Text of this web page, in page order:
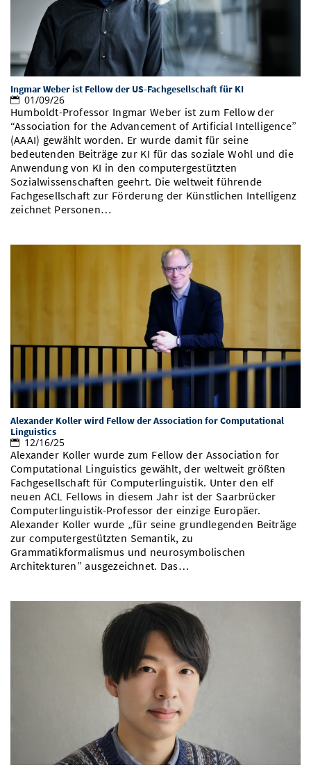
Vom Studium in den Beruf
Study Scheduler
Bibliothek
Open Science/Open Access
Start-ups
IT-Themenabend
Ranking
Zahlen & Fakten
Preise, Auszeichnungen und Förderungen
Kontakt
SIC Merchandise
SIC Podcast
Anfahrt
AnsprechpartnerInnen, Personen, Forschungsgruppen
Termine, Vorträge und Veranstaltungen
Alumni
Ingmar Weber ist Fellow der US-Fachgesellschaft für KI
01/09/26
Humboldt-Professor Ingmar Weber ist zum Fellow der
“Association for the Advancement of Artificial Intelligence”
(AAAI) gewählt worden. Er wurde damit für seine
bedeutenden Beiträge zur KI für das soziale Wohl und die
Anwendung von KI in den computergestützten
Sozialwissenschaften geehrt. Die weltweit führende
Fachgesellschaft zur Förderung der Künstlichen Intelligenz
zeichnet Personen…
Alexander Koller wird Fellow der Association for Computational
Linguistics
12/16/25
Alexander Koller wurde zum Fellow der Association for
Computational Linguistics gewählt, der weltweit größten
Fachgesellschaft für Computerlinguistik. Unter den elf
neuen ACL Fellows in diesem Jahr ist der Saarbrücker
Computerlinguistik-Professor der einzige Europäer.
Alexander Koller wurde „für seine grundlegenden Beiträge
zur computergestützten Semantik, zu
Grammatikformalismus und neurosymbolischen
Architekturen” ausgezeichnet. Das…